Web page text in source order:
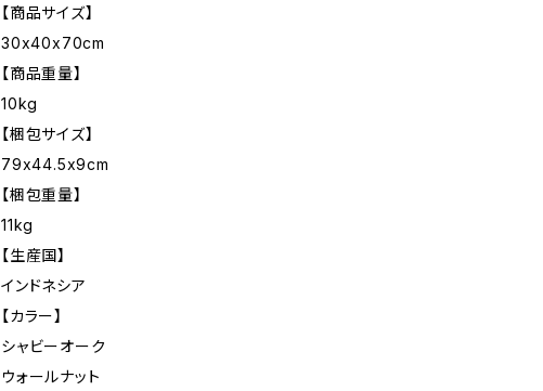
【商品サイズ】
30x40x70cm
【商品重量】
10kg
【梱包サイズ】
79x44.5x9cm
【梱包重量】
11kg
【生産国】
インドネシア
【カラー】
シャビーオーク
ウォールナット